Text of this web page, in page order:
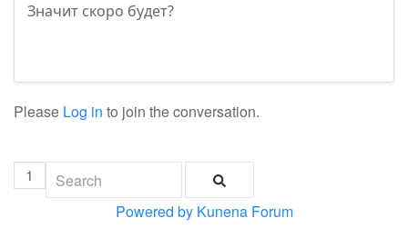
Значит скоро будет?
Please Log in to join the conversation.
1
Powered by Kunena Forum